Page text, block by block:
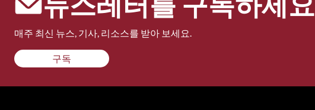
매주 최신 뉴스, 기사, 리소스를 받아 보세요.
구독